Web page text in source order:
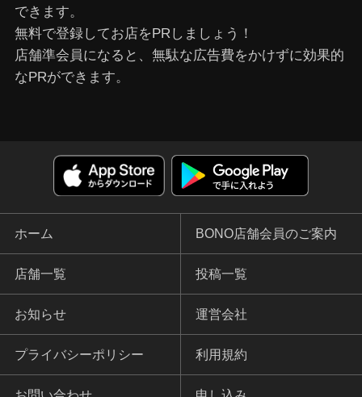
できます。
無料で登録してお店をPRしましょう！
店舗準会員になると、無駄な広告費をかけずに効果的
なPRができます。
ホーム BONO店舗会員のご案内
店舗一覧 投稿一覧
お知らせ 運営会社
プライバシーポリシー 利用規約